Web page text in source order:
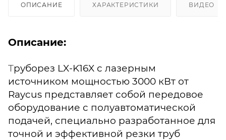
ОПИСАНИЕ ХАРАКТЕРИСТИКИ ВИДЕО
Описание:
Труборез LX-K16X с лазерным
источником мощностью 3000 кВт от
Raycus представляет собой передовое
оборудование с полуавтоматической
подачей, специально разработанное для
точной и эффективной резки труб